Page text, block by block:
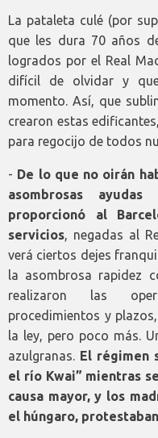
La pataleta culé (por
que les dura 70 años
logrados por el Real
difícil de olvidar y
momento. Así, que
crearon estas
para regocijo de todos
- De lo que no oirán
asombrosas
proporcionó al
servicios, negadas al
verá ciertos dejes
la asombrosa rapidez
realizaron las
procedimientos y
la ley, pero poco más.
azulgranas. El régimen
el río Kwai” mientras
causa mayor, y los
el húngaro,